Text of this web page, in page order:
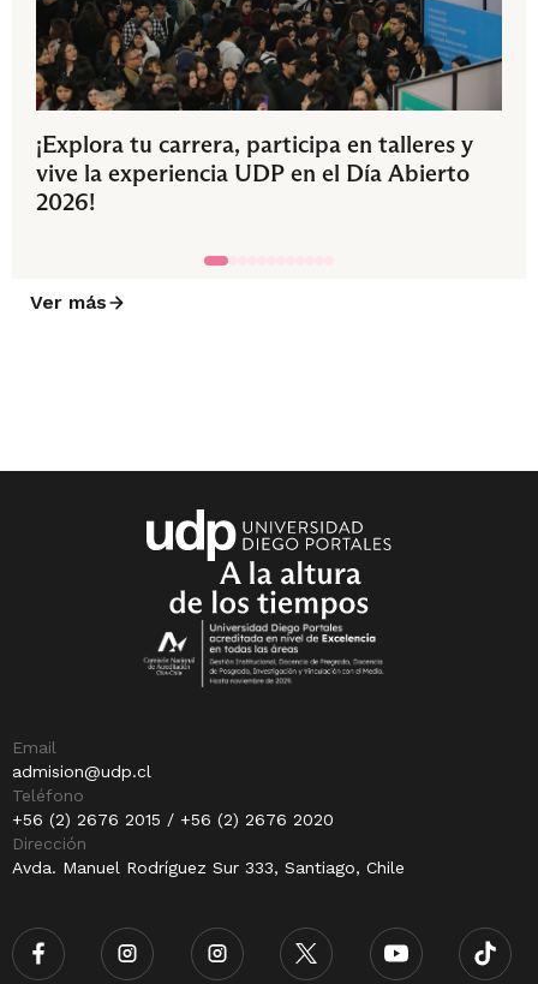
¡Explora tu carrera, participa en talleres y
vive la experiencia UDP en el Día Abierto
2026!
Ver más
Email
admision@udp.cl
Teléfono
+56 (2) 2676 2015 / +56 (2) 2676 2020
Dirección
Avda. Manuel Rodríguez Sur 333, Santiago, Chile